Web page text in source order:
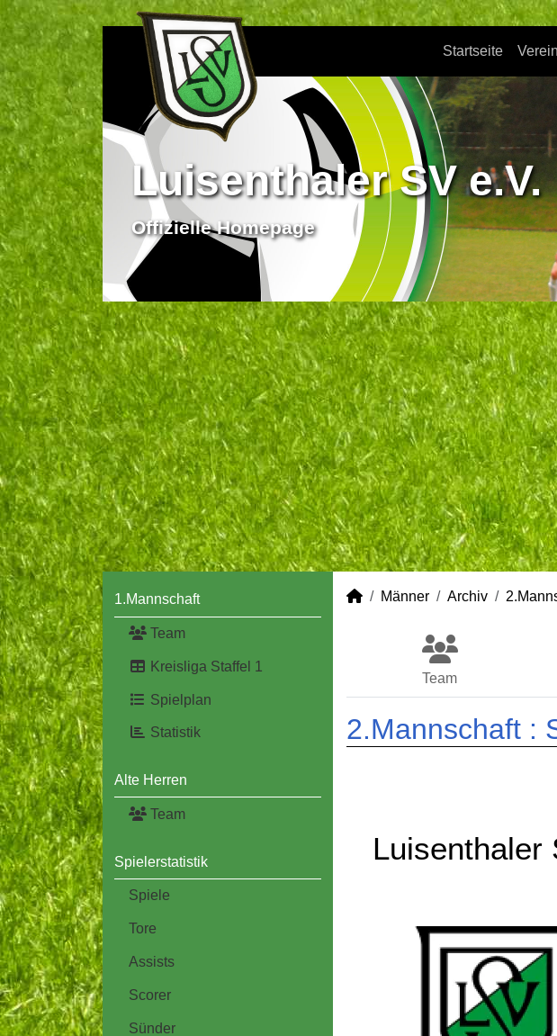
Startseite Verein
Luisenthaler SV e.V.
Offizielle Homepage
1.Mannschaft
Team
Kreisliga Staffel 1
Spielplan
Statistik
Alte Herren
Team
Spielerstatistik
Spiele
Tore
Assists
Scorer
Sünder
Männer Archiv
Team
2.Mannschaft :
Luisenthaler